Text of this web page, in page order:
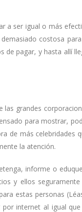
a ser igual o más
costosa
de pagar, y hasta allí
las grandes
para mostrar,
de más celebridades
la atención.
informe o
y ellos
estas personas
internet al igual